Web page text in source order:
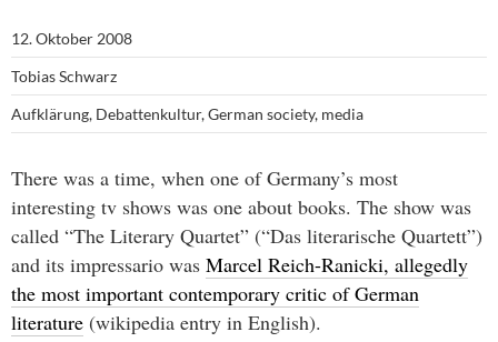
12. Oktober 2008
Tobias Schwarz
Aufklärung, Debattenkultur,German society, media
There was a time, when one of Germany’s most
interesting tv shows was one about books. The show was
called “The Literary Quartet” (“Das literarische Quartett”)
and its impressario was Marcel Reich-Ranicki, allegedly
the most important contemporary critic of German
literature (wikipedia entry in English).